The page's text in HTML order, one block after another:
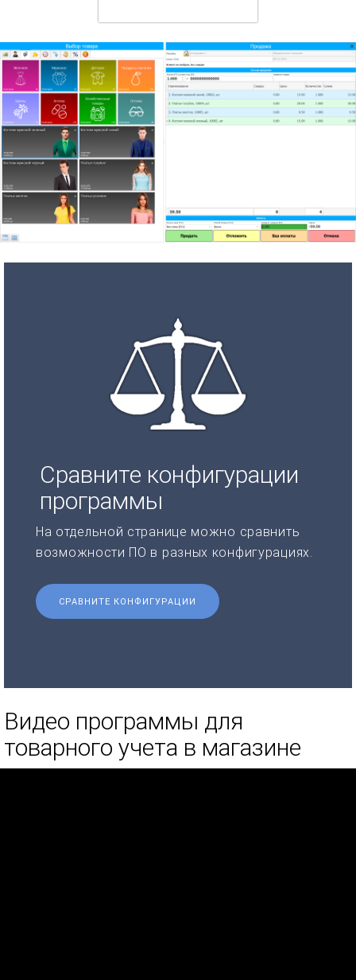
Сравните конфигурации
программы
На отдельной странице можно сравнить
возможности ПО в разных конфигурациях.
СРАВНИТЕ КОНФИГУРАЦИИ
Видео программы для
товарного учета в магазине